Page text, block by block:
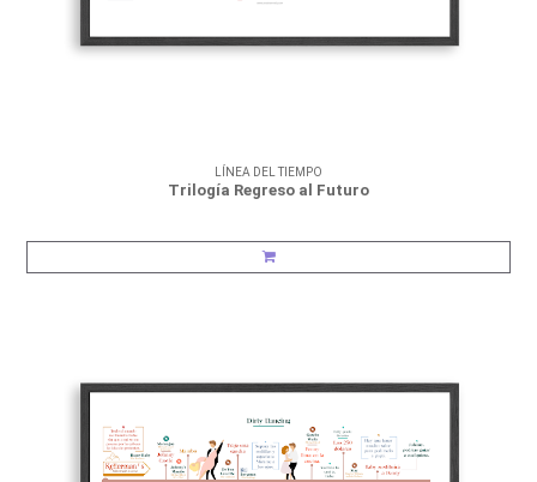
LÍNEA DEL TIEMPO
Trilogía Regreso al Futuro